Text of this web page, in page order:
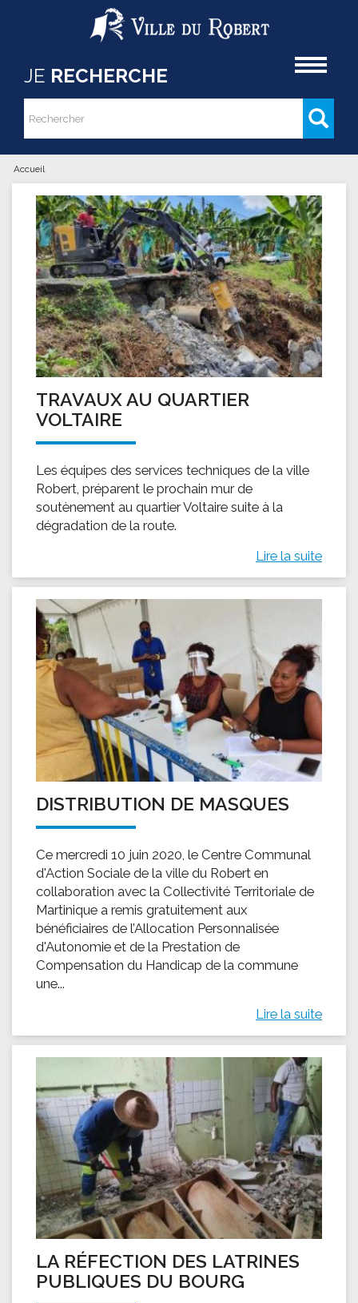
Aller au contenu principal
JE RECHERCHE
Formulaire de recherche
Rechercher
Vous êtes ici
Accueil
TRAVAUX AU QUARTIER
VOLTAIRE
Les équipes des services techniques de la ville
Robert, préparent le prochain mur de
soutènement au quartier Voltaire suite à la
dégradation de la route.
Lire la suite
DISTRIBUTION DE MASQUES
Ce mercredi 10 juin 2020, le Centre Communal
d'Action Sociale de la ville du Robert en
collaboration avec la Collectivité Territoriale de
Martinique a remis gratuitement aux
bénéficiaires de l’Allocation Personnalisée
d'Autonomie et de la Prestation de
Compensation du Handicap de la commune
une...
Lire la suite
LA RÉFECTION DES LATRINES
PUBLIQUES DU BOURG